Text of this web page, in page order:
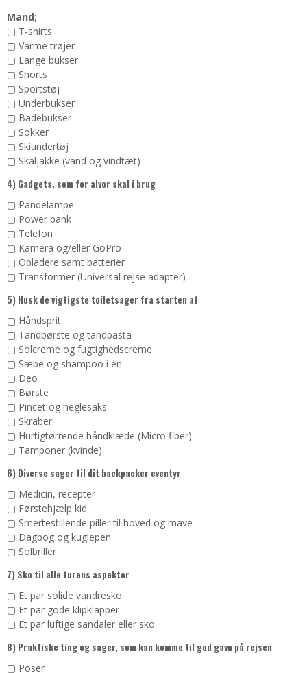
Mand;
▢ T-shirts
▢ Varme trøjer
▢ Lange bukser
▢ Shorts
▢ Sportstøj
▢ Underbukser
▢ Badebukser
▢ Sokker
▢ Skiundertøj
▢ Skaljakke (vand og vindtæt)
4) Gadgets, som for alvor skal i brug
▢ Pandelampe
▢ Power bank
▢ Telefon
▢ Kamera og/eller GoPro
▢ Opladere samt batterier
▢ Transformer (Universal rejse adapter)
5) Husk de vigtigste toiletsager fra starten af
▢ Håndsprit
▢ Tandbørste og tandpasta
▢ Solcreme og fugtighedscreme
▢ Sæbe og shampoo i én
▢ Deo
▢ Børste
▢ Pincet og neglesaks
▢ Skraber
▢ Hurtigtørrende håndklæde (Micro fiber)
▢ Tamponer (kvinde)
6) Diverse sager til dit backpacker eventyr
▢ Medicin, recepter
▢ Førstehjælp kid
▢ Smertestillende piller til hoved og mave
▢ Dagbog og kuglepen
▢ Solbriller
7) Sko til alle turens aspekter
▢ Et par solide vandresko
▢ Et par gode klipklapper
▢ Et par luftige sandaler eller sko
8) Praktiske ting og sager, som kan komme til god gavn på rejsen
▢ Poser